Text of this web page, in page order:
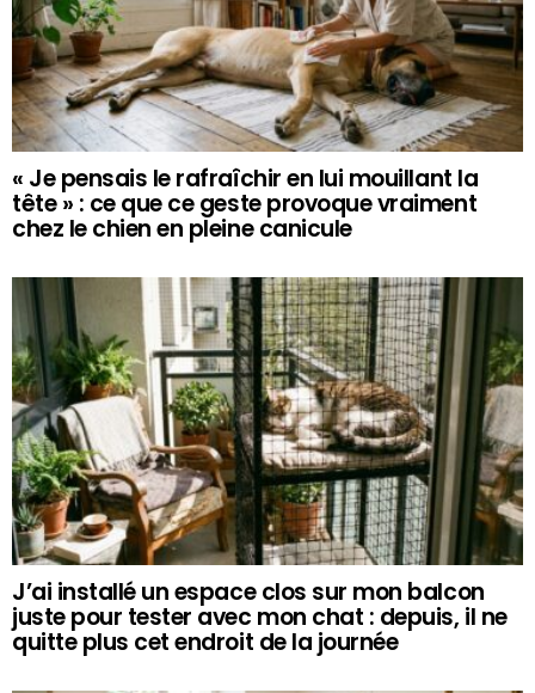
« Je pensais le rafraîchir en lui mouillant la
tête » : ce que ce geste provoque vraiment
chez le chien en pleine canicule
J’ai installé un espace clos sur mon balcon
juste pour tester avec mon chat : depuis, il ne
quitte plus cet endroit de la journée